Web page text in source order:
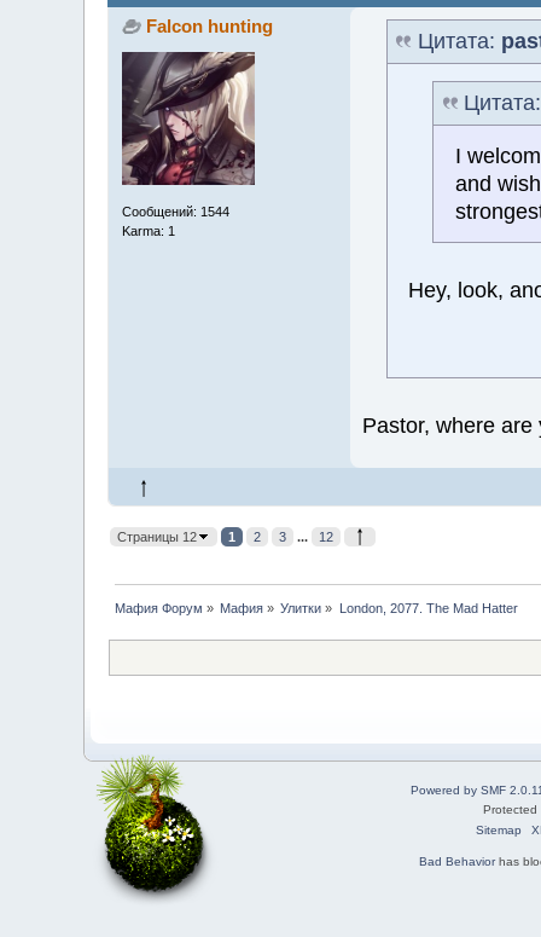
Falcon hunting
Сообщений: 1544
Karma: 1
Цитата:
I
and
Hey, look,
Pastor, where
Страницы 12 1 2 3 ... 12
Мафия Форум » Мафия » Улитки » London, 2077. The Mad Hatter
Powered by SMF
Sitemap
Bad Behaviorhas